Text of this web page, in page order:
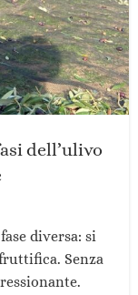
dell’ulivo
diversa: si
Senza